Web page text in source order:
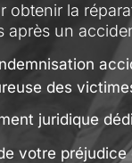
obtenir la
après un
des
juridique
votre